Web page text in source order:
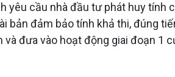
cầu nhà đầu tư phát huy
đảm bảo tính khả thi, đúng
đưa vào hoạt động giai đoạn 1